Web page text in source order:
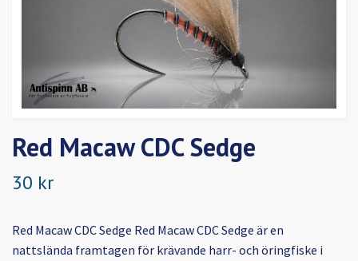
Red Macaw CDC Sedge
30 kr
Red Macaw CDC Sedge Red Macaw CDC Sedge är en
nattslända framtagen för krävande harr- och öringfiske i